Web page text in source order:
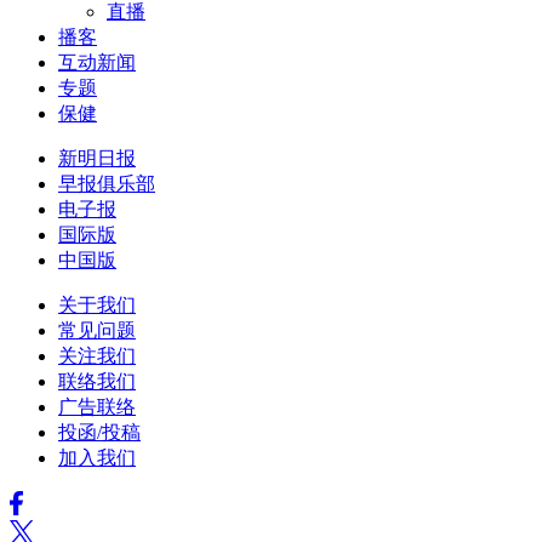
直播
播客
互动新闻
专题
保健
新明日报
早报俱乐部
电子报
国际版
中国版
关于我们
常见问题
关注我们
联络我们
广告联络
投函/投稿
加入我们